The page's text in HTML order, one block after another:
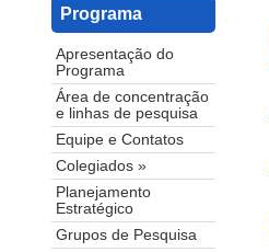
Programa
Apresentação do
Programa
Área de concentração
e linhas de pesquisa
Equipe e Contatos
Colegiados »
Planejamento
Estratégico
Grupos de Pesquisa